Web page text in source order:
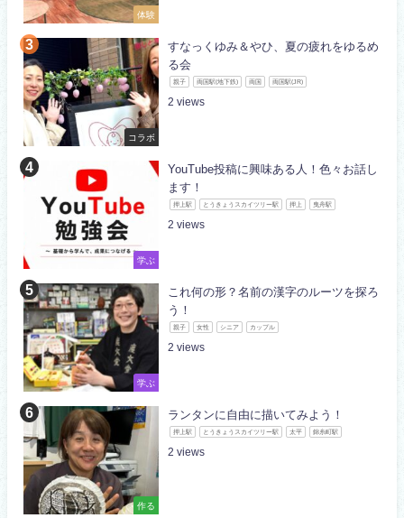
体験
コラボ
すなっくゆみ＆やひ、夏の疲れをゆるめ
る会
親子 両国駅(地下鉄) 両国 両国駅(JR)
2
学ぶ
YouTube投稿に興味ある人！色々お話し
ます！
押上駅 とうきょうスカイツリー駅 押上 曳舟駅
2
学ぶ
これ何の形？名前の漢字のルーツを探ろ
う！
親子 女性 シニア カップル
2
作る
ランタンに自由に描いてみよう！
押上駅 とうきょうスカイツリー駅 太平 錦糸町駅
2